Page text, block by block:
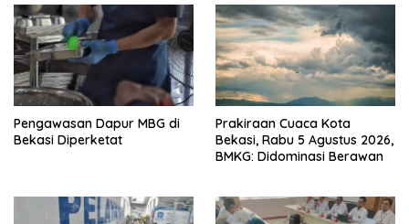
Pengawasan Dapur MBG di
Bekasi Diperketat
Prakiraan Cuaca Kota
Bekasi, Rabu 5 Agustus 2026,
BMKG: Didominasi Berawan